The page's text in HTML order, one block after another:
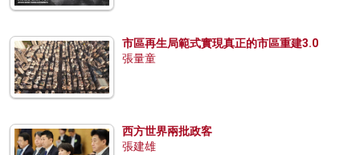
市區再生局範式實現真正的市區重建3.0
張量童
西方世界兩批政客
張建雄